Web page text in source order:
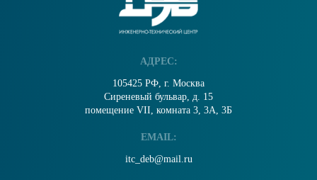
АДРЕС:
105425 РФ, г. Москва
Сиреневый бульвар, д. 15
помещение VII, комната 3, 3А, 3Б
EMAIL:
itc_deb@mail.ru